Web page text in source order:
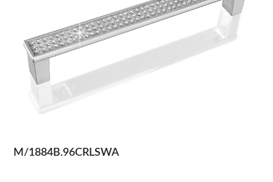
M/1884B.96CRLSWA